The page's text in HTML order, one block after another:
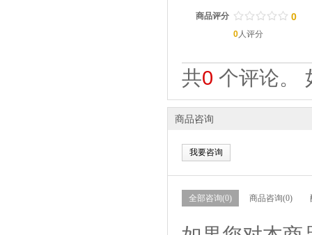
商品评分 / / / / /
. . . . . 0
0人评分
共0 个评论。
商品咨询
我要咨询
全部咨询(0) 商品咨询(0)